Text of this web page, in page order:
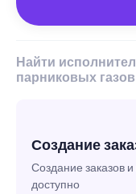
Найти
парниковых
Создание
Создание заказов
доступно